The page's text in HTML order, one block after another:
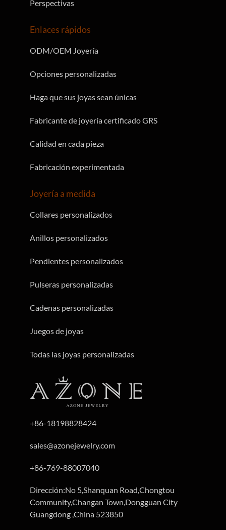
+86-18198828424
sales@azonejewelry.com
+86-769-88007040
Dirección:No 5,Shanquan Road,Chongtou
Community,Changan Town,Dongguan City
Guangdong ,China 523850
Joyería a medida
Collares personalizados
Anillos personalizados
Pendientes personalizados
Pulseras personalizadas
Cadenas personalizadas
Juegos de joyas
Todas las joyas personalizadas
Enlaces rápidos
ODM/OEM Joyería
Opciones personalizadas
Haga que sus joyas sean únicas
Fabricante de joyería certificado GRS
Calidad en cada pieza
Fabricación experimentada
Perspectivas